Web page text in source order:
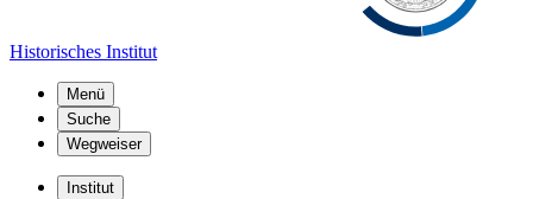
Historisches Institut
Menü
Suche
Wegweiser
Institut